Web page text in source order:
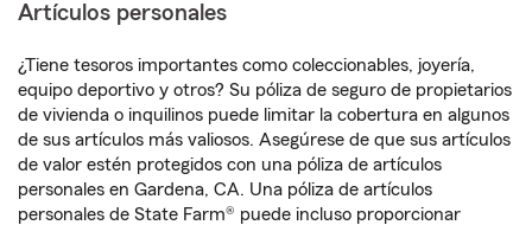
Artículos personales
¿Tiene tesoros importantes como coleccionables, joyería,
equipo deportivo y otros? Su póliza de seguro de propietarios
de vivienda o inquilinos puede limitar la cobertura en algunos
de sus artículos más valiosos. Asegúrese de que sus artículos
de valor estén protegidos con una póliza de artículos
personales en Gardena, CA. Una póliza de artículos
personales de State Farm® puede incluso proporcionar